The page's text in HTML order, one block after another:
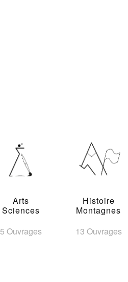
Arts
Sciences
5 Ouvrages
Histoire
Montagnes
13 Ouvrages